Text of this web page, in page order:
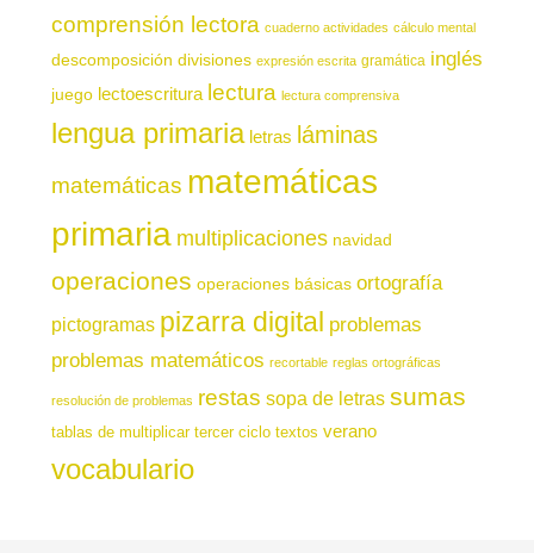
comprensión lectora cuaderno actividades cálculo mental
descomposición divisiones expresión escrita gramática inglés
juego lectoescritura lectura lectura comprensiva
lengua primaria letras láminas
matemáticas matemáticas
primaria multiplicaciones navidad
operaciones operaciones básicas ortografía
pictogramas pizarra digital problemas
problemas matemáticos recortable reglas ortográficas
resolución de problemas restas sopa de letras sumas
tablas de multiplicar tercer ciclo textos verano
vocabulario